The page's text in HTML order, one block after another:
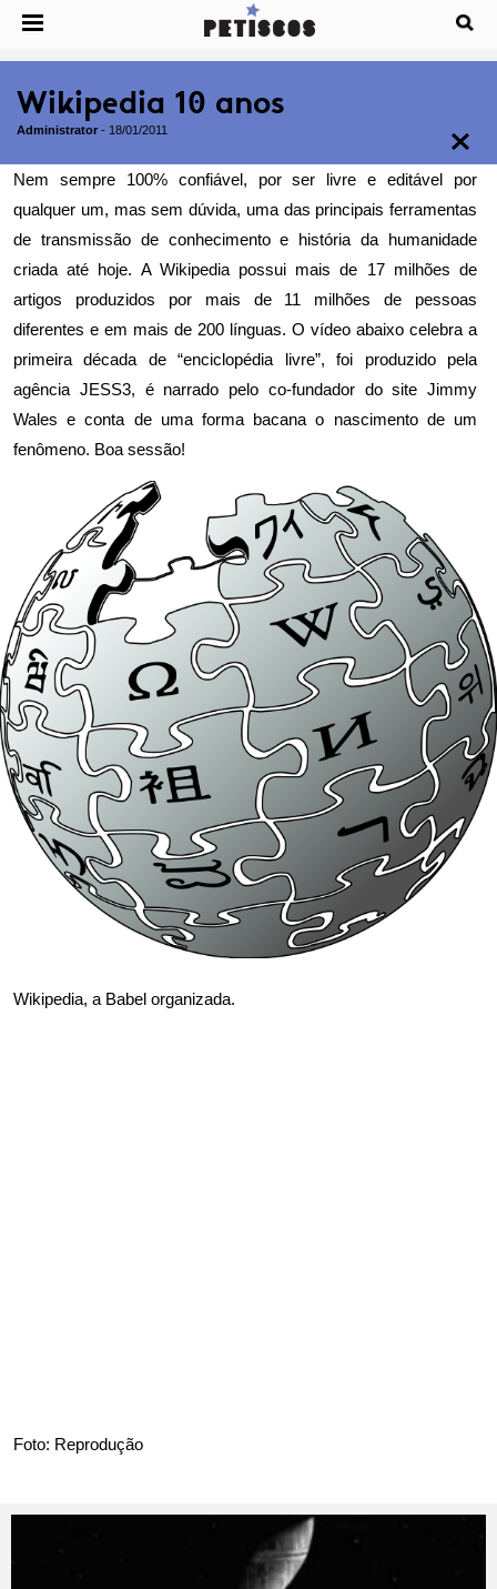
Wikipedia 10 anos
Administrator - 18/01/2011
Nem sempre 100% confiável, por ser livre e editável por
qualquer um, mas sem dúvida, uma das principais ferramentas
de transmissão de conhecimento e história da humanidade
criada até hoje. A Wikipedia possui mais de 17 milhões de
artigos produzidos por mais de 11 milhões de pessoas
diferentes e em mais de 200 línguas. O vídeo abaixo celebra a
primeira década de “enciclopédia livre”, foi produzido pela
agência JESS3, é narrado pelo co-fundador do site Jimmy
Wales e conta de uma forma bacana o nascimento de um
fenômeno. Boa sessão!
Wikipedia, a Babel organizada.
Foto: Reprodução